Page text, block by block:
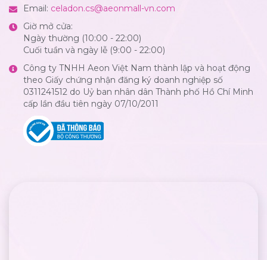
Email: celadon.cs@aeonmall-vn.com
Giờ mở cửa:
Ngày thường (10:00 - 22:00)
Cuối tuần và ngày lễ (9:00 - 22:00)
Công ty TNHH Aeon Việt Nam thành lập và hoạt động
theo Giấy chứng nhận đăng ký doanh nghiệp số
0311241512 do Uỷ ban nhân dân Thành phố Hồ Chí Minh
cấp lần đầu tiên ngày 07/10/2011